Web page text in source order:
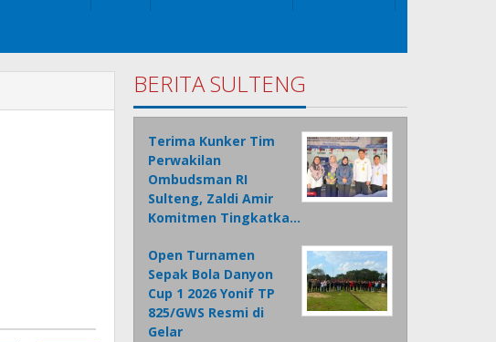
BERITA SULTENG
Terima Kunker Tim
Perwakilan
Ombudsman RI
Sulteng, Zaldi Amir
Komitmen Tingkatka…
Open Turnamen
Sepak Bola Danyon
Cup 1 2026 Yonif TP
825/GWS Resmi di
Gelar